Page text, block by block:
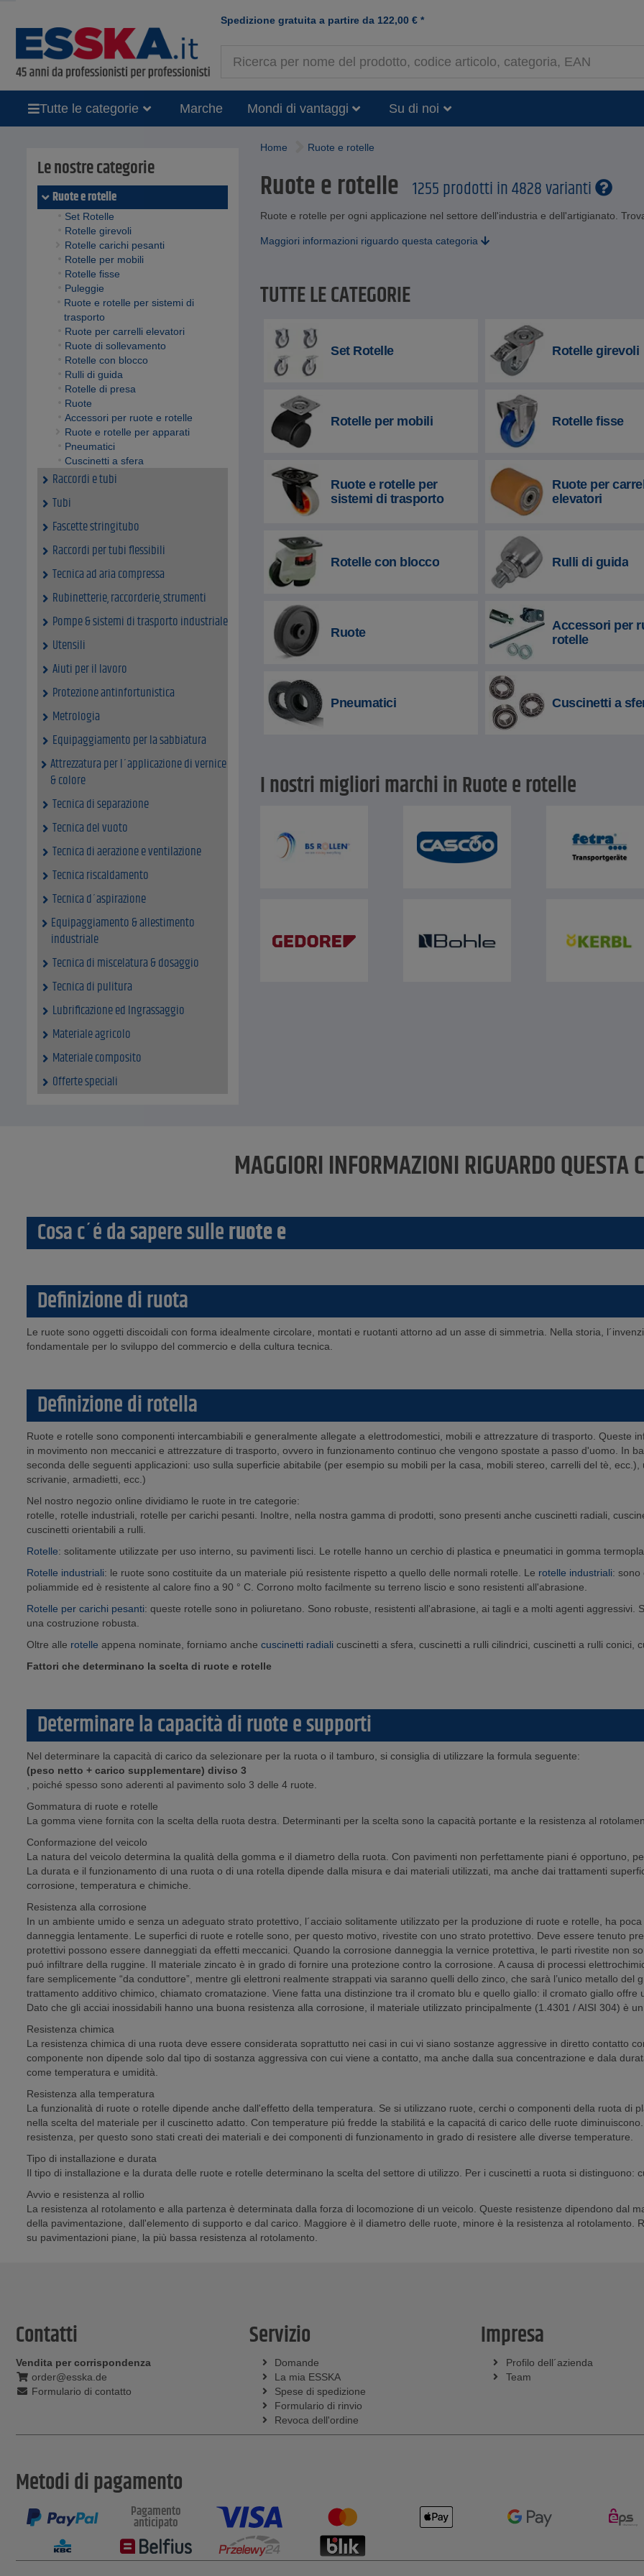
Spedizione gratuita a partire da 122,00 € *
Tutte le categorie Marche Mondi di vantaggi Su di noi
Le nostre categorie
Ruote e rotelle
Set Rotelle
Rotelle girevoli
Rotelle carichi pesanti
Rotelle per mobili
Rotelle fisse
Puleggie
Ruote e rotelle per sistemi di
trasporto
Ruote per carrelli elevatori
Ruote di sollevamento
Rotelle con blocco
Rulli di guida
Rotelle di presa
Ruote
Accessori per ruote e rotelle
Ruote e rotelle per apparati
Pneumatici
Cuscinetti a sfera
Raccordi e tubi
Tubi
Fascette stringitubo
Raccordi per tubi flessibili
Tecnica ad aria compressa
Rubinetterie, raccorderie, strumenti
Pompe & sistemi di trasporto industriale
Utensili
Aiuti per il lavoro
Protezione antinfortunistica
Metrologia
Equipaggiamento per la sabbiatura
Attrezzatura per l´applicazione di vernice
& colore
Tecnica di separazione
Tecnica del vuoto
Tecnica di aerazione e ventilazione
Tecnica riscaldamento
Tecnica d´aspirazione
Equipaggiamento & allestimento
industriale
Tecnica di miscelatura & dosaggio
Tecnica di pulitura
Lubrificazione ed Ingrassaggio
Materiale agricolo
Materiale composito
Offerte speciali
Home Ruote e rotelle
Ruote e rotelle 1255 prodotti in 4828 varianti
Ruote e rotelle per ogni applicazione nel settore dell'industria e dell'artigianato.
Maggiori informazioni riguardo questa categoria
TUTTE LE CATEGORIE
Set Rotelle Rotelle girevoli
Rotelle per mobili Rotelle fisse
Ruote e rotelle per
sistemi di trasporto
Ruote per
elevatori
Rotelle con blocco Rulli di guida
Ruote
Accessori per
rotelle
Pneumatici Cuscinetti a
I nostri migliori marchi in Ruote e rotelle
MAGGIORI INFORMAZIONI RIGUARDO QUESTA
Cosa c´é da sapere sulleruote e
Definizione di ruota
Le ruote sono oggetti discoidali con forma idealmente circolare, montati e ruotanti attorno ad un asse di simmetria. Nella storia,
fondamentale per lo sviluppo del commercio e della cultura tecnica.
Definizione di rotella
Ruote e rotelle sono componenti intercambiabili e generalmente allegate a elettrodomestici, mobili e attrezzature di trasporto. Queste
in movimento non meccanici e attrezzature di trasporto, ovvero in funzionamento continuo che vengono spostate a passo d'uomo. In
seconda delle seguenti applicazioni: uso sulla superficie abitabile (per esempio su mobili per la casa, mobili stereo, carrelli del tè,
scrivanie, armadietti, ecc.)
Nel nostro negozio online dividiamo le ruote in tre categorie:
rotelle, rotelle industriali, rotelle per carichi pesanti. Inoltre, nella nostra gamma di prodotti, sono presenti anche cuscinetti radiali,
cuscinetti orientabili a rulli.
Rotelle: solitamente utilizzate per uso interno, su pavimenti lisci. Le rotelle hanno un cerchio di plastica e pneumatici in gomma
Rotelle industriali: le ruote sono costituite da un materiale piú resistente rispetto a quello delle normali rotelle. Le rotelle industriali: sono
poliammide ed è resistente al calore fino a 90 ° C. Corrono molto facilmente su terreno liscio e sono resistenti all'abrasione.
Rotelle per carichi pesanti: queste rotelle sono in poliuretano. Sono robuste, resistenti all'abrasione, ai tagli e a molti agenti
una costruzione robusta.
Oltre alle rotelle appena nominate, forniamo anche cuscinetti radiali cuscinetti a sfera, cuscinetti a rulli cilindrici, cuscinetti a rulli conici,
Fattori che determinano la scelta di ruote e rotelle
Determinare la capacità di ruote e supporti
Nel determinare la capacità di carico da selezionare per la ruota o il tamburo, si consiglia di utilizzare la formula seguente:
(peso netto + carico supplementare) diviso 3
, poiché spesso sono aderenti al pavimento solo 3 delle 4 ruote.
Gommatura di ruote e rotelle
La gomma viene fornita con la scelta della ruota destra. Determinanti per la scelta sono la capacità portante e la resistenza al
Conformazione del veicolo
La natura del veicolo determina la qualità della gomma e il diametro della ruota. Con pavimenti non perfettamente piani é opportuno,
La durata e il funzionamento di una ruota o di una rotella dipende dalla misura e dai materiali utilizzati, ma anche dai trattamenti
corrosione, temperatura e chimiche.
Resistenza alla corrosione
In un ambiente umido e senza un adeguato strato protettivo, l´acciaio solitamente utilizzato per la produzione di ruote e rotelle, ha
danneggia lentamente. Le superfici di ruote e rotelle sono, per questo motivo, rivestite con uno strato protettivo. Deve essere tenuto
protettivi possono essere danneggiati da effetti meccanici. Quando la corrosione danneggia la vernice protettiva, le parti rivestite non
puó infiltrare della ruggine. Il materiale zincato è in grado di fornire una protezione contro la corrosione. A causa di processi
fare semplicemente “da conduttore”, mentre gli elettroni realmente strappati via saranno quelli dello zinco, che sarà l’unico metallo
trattamento additivo chimico, chiamato cromatazione. Viene fatta una distinzione tra il cromato blu e quello giallo: il cromato giallo
Dato che gli acciai inossidabili hanno una buona resistenza alla corrosione, il materiale utilizzato principalmente (1.4301 / AISI 304) è
Resistenza chimica
La resistenza chimica di una ruota deve essere considerata soprattutto nei casi in cui vi siano sostanze aggressive in diretto contatto
componente non dipende solo dal tipo di sostanza aggressiva con cui viene a contatto, ma anche dalla sua concentrazione e dala
come temperatura e umidità.
Resistenza alla temperatura
La funzionalità di ruote o rotelle dipende anche dall'effetto della temperatura. Se si utilizzano ruote, cerchi o componenti della ruota di
nella scelta del materiale per il cuscinetto adatto. Con temperature piú fredde la stabilitá e la capacitá di carico delle ruote
resistenza, per questo sono stati creati dei materiali e dei componenti di funzionamento in grado di resistere alle diverse temperature.
Tipo di installazione e durata
Il tipo di installazione e la durata delle ruote e rotelle determinano la scelta del settore di utilizzo. Per i cuscinetti a ruota si distinguono:
Avvio e resistenza al rollio
La resistenza al rotolamento e alla partenza è determinata dalla forza di locomozione di un veicolo. Queste resistenze dipendono dal
della pavimentazione, dall'elemento di supporto e dal carico. Maggiore è il diametro delle ruote, minore è la resistenza al rotolamento.
su pavimentazioni piane, la più bassa resistenza al rotolamento.
Contatti
Vendita per corrispondenza
order@esska.de
Formulario di contatto
Servizio
Domande
La mia ESSKA
Spese di spedizione
Formulario di rinvio
Revoca dell'ordine
Impresa
Profilo dell´azienda
Team
Metodi di pagamento
Pagamento
anticipato